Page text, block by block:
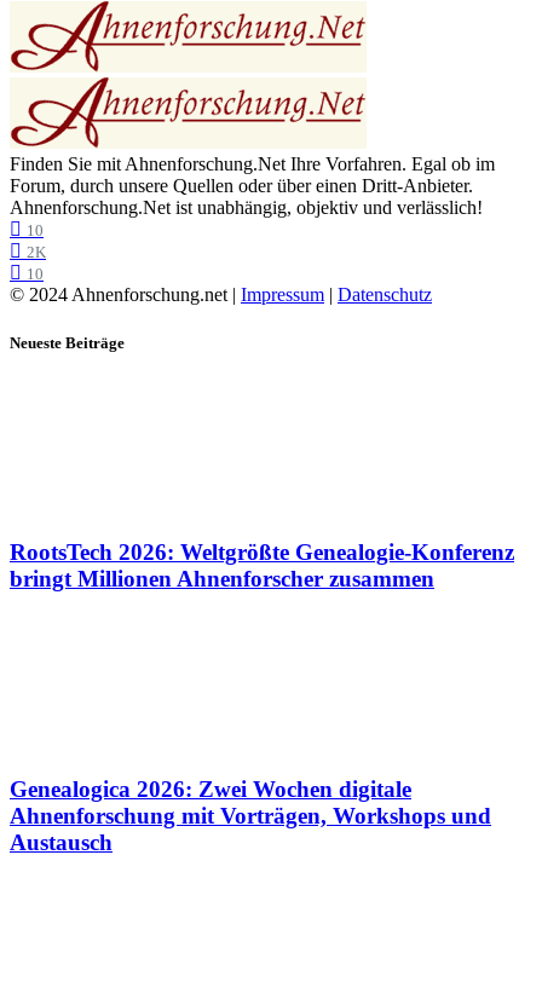
Finden Sie mit Ahnenforschung.Net Ihre Vorfahren. Egal ob im
Forum, durch unsere Quellen oder über einen Dritt-Anbieter.
Ahnenforschung.Net ist unabhängig, objektiv und verlässlich!
10
2K
10
© 2024 Ahnenforschung.net | Impressum | Datenschutz
Neueste Beiträge
RootsTech 2026: Weltgrößte Genealogie-Konferenz
bringt Millionen Ahnenforscher zusammen
Genealogica 2026: Zwei Wochen digitale
Ahnenforschung mit Vorträgen, Workshops und
Austausch